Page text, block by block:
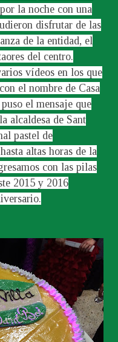
la noche con una
disfrutar de las
de la entidad, el
del centro.
vídeos en los que
el nombre de Casa
el mensaje que
alcaldesa de Sant
pastel de
altas horas de la
con las pilas
2015 y 2016